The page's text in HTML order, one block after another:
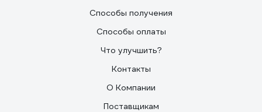
Способы получения
Способы оплаты
Что улучшить?
Контакты
О Компании
Поставщикам